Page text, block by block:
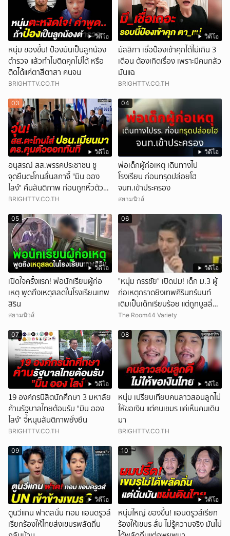
วิดีโอ
หนุ่ม ของขึ้น! ป๋องมันเป็นลูกน้อง
ตำรวจ แล้วทำไมติดคุกไม่ได้ หรือ
ติดได้แค่ตาสีตาสา คนจน
BRIGHTTV.CO.TH
วิดีโอ
มัลลิกา เชื่อป๋องเข้าคุกได้ไม่เกิน 3
เดือน ต้องเกิดเรื่อง เพราะมีคนกลัว
มันแฉ
BRIGHTTV.CO.TH
วิดีโอ
03
อนุสรณ์ สส.พรรคประชาชน ชู
จุดยืนตะโกนลั่นสภาจี้ "มิน ออง
ไลง์" คืนสันติภาพ ก่อนถูกหิ้วตัว
ออก
BRIGHTTV.CO.TH
วิดีโอ
04
พ่อเด็กผู้ก่อเหตุ เดินทางไป
โรงเรียน ก่อนทรุดปล่อยโฮ
จนท.เข้าประครอง
สยามนิวส์
วิดีโอ
05
เปิดใจครั้งแรก! พ่อนักเรียนผู้ก่อ
เหตุ พูดถึงเหตุสลดในโรงเรียนเทพ
สิริน
สยามนิวส์
วิดีโอ
06
"หนุ่ม กรรชัย" เปิดปม! เด็ก ม.3 ผู้
ก่อเหตุกราดยิงเทพศิรินทร์นนท์
เดิมเป็นเด็กเรียบร้อย แต่ถูกบูลลี่
หนัก คาดแรงกดดันสะสมกลายเป็น
The Room44 Variety
วิดีโอ
07
19 องค์กรนิสิตนักศึกษา 3 มหาลัย
ค้านรัฐบาลไทยต้อนรับ "มิน ออง
ไลง์" จี้หนุนสันติภาพยั่งยืน
BRIGHTTV.CO.TH
วิดีโอ
08
หนุ่ม เปรียบเทียบคนลาวสอนลูกไม่
ให้ขอเงิน แต่คนเขมร แค่เห็นคนเดิน
มา
BRIGHTTV.CO.TH
วิดีโอ
09
ตูนวีแกน ฟาดสนั่น ทอม แอนดรูวส์
เรียกร้องให้ไทยส่งเขมรพลัดถิ่น
วิดีโอ
10
หนุ่มใหญ่ ของขึ้น! แอนดรูวส์เรียก
ร้องให้เขมร ลั่น ไม่รู้ความจริง มันไม่